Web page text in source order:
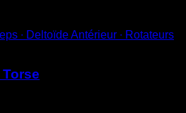
∙ Deltoïde Antérieur ∙ Rotateurs